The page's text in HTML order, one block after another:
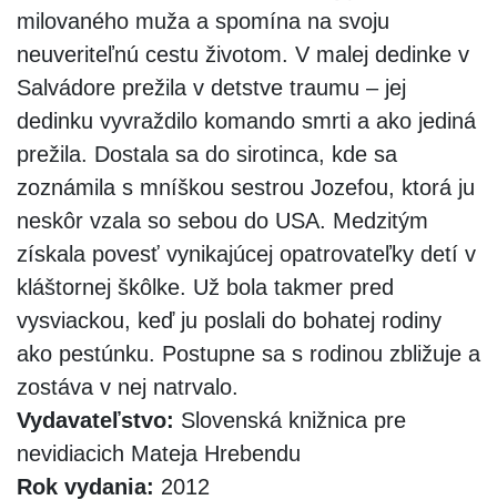
milovaného muža a spomína na svoju
neuveriteľnú cestu životom. V malej dedinke v
Salvádore prežila v detstve traumu – jej
dedinku vyvraždilo komando smrti a ako jediná
prežila. Dostala sa do sirotinca, kde sa
zoznámila s mníškou sestrou Jozefou, ktorá ju
neskôr vzala so sebou do USA. Medzitým
získala povesť vynikajúcej opatrovateľky detí v
kláštornej škôlke. Už bola takmer pred
vysviackou, keď ju poslali do bohatej rodiny
ako pestúnku. Postupne sa s rodinou zbližuje a
zostáva v nej natrvalo.
Vydavateľstvo: Slovenská knižnica pre
nevidiacich Mateja Hrebendu
Rok vydania: 2012